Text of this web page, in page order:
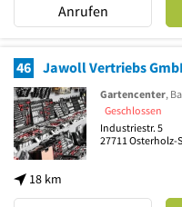
Anrufen
46 Jawoll Vertriebs
18 km
Gartencenter,
Geschlossen
Industriestr. 5
27711Osterholz-